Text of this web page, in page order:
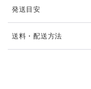
※天然皮革のため、シワ
ありますが、本革ならで
発送目安
在庫が切れた場合は
送料・配送方法